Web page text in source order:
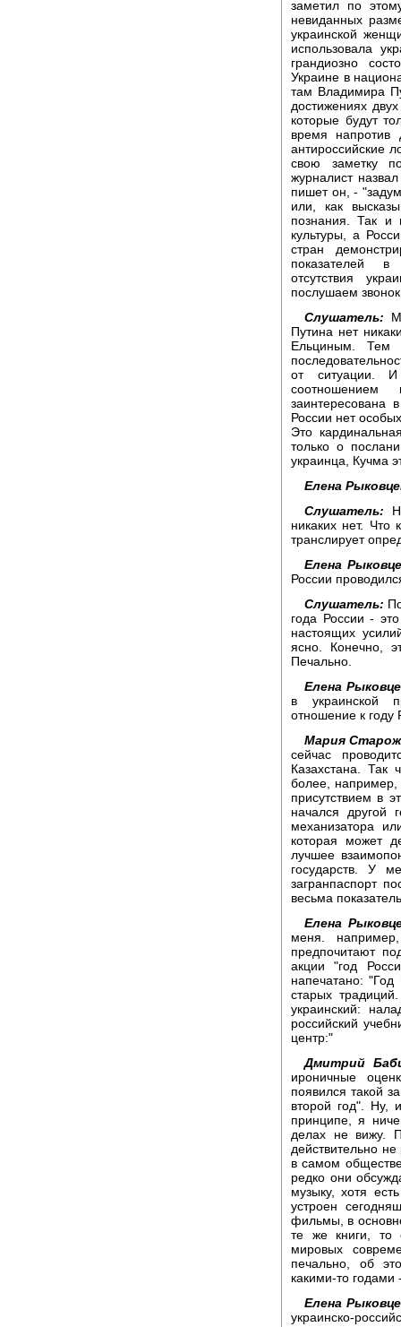
заметил по
невиданных
украинской
использовала
грандиозно
Украине в
там Владимира
достижениях
которые будут
время напротив
антироссийские
свою заметку
журналист
пишет он, -
или, как
познания. Так и
культуры, а
стран
показателей в
отсутствия
послушаем
Слушатель:
Путина нет
Ельциным. Тем
от ситуации. И
соотношением
заинтересована
России нет
Это
только о
украинца, Кучма
Елена
Слушатель:
никаких нет. Что
транслирует
Елена
России
Слушатель:
года России -
настоящих
ясно. Конечно,
Печально.
Елена
в украинской
отношение к году
Мария
сейчас
Казахстана. Так
более, например,
присутствием в
начался
механизатора
которая может
лучшее
государств. У
загранпаспорт
весьма
Елена
меня.
предпочитают
акции "год
напечатано: "Год
старых
украинский:
российский
центр:"
Дмитрий
ироничные
появился такой
второй год". Ну,
принципе, я
делах не вижу.
действительно
в самом
редко они
музыку, хотя
устроен
фильмы, в
те же книги, то
мировых
печально, об
какими-то годами
Елена
украинско-